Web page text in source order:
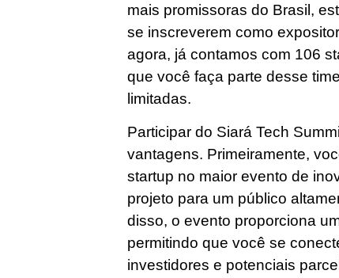
mais promissoras do Brasil,
se inscreverem como
agora, já contamos com 106
que você faça parte desse
limitadas.
Participar do Siará Tech
vantagens. Primeiramente,
startup no maior evento de
projeto para um público
disso, o evento proporciona
permitindo que você se
investidores e potenciais